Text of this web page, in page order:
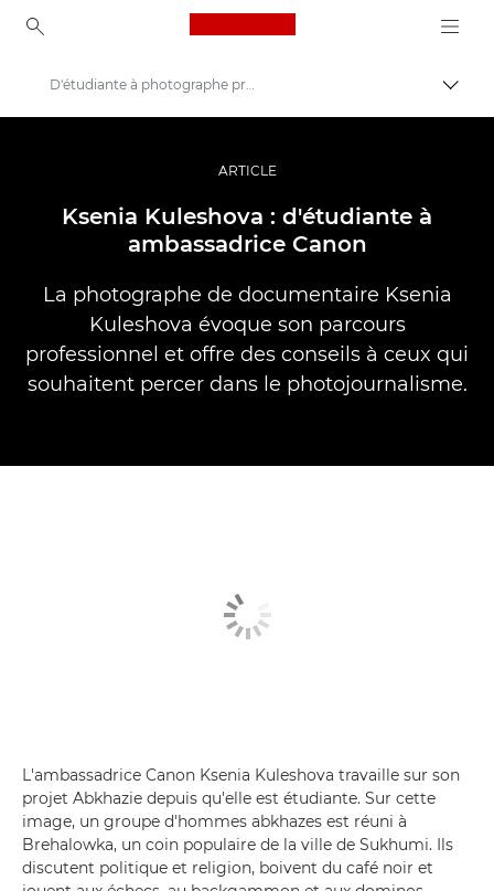
Canon Logo, back to
Vidéo et photographie professionnelles
Histoires
D'étudiante à photographe professionnelle
ARTICLE
Ksenia Kuleshova : d'étudiante à
ambassadrice Canon
La photographe de documentaire Ksenia
Kuleshova évoque son parcours
professionnel et offre des conseils à ceux qui
souhaitent percer dans le photojournalisme.
L'ambassadrice Canon Ksenia Kuleshova travaille sur son
projet Abkhazie depuis qu'elle est étudiante. Sur cette
image, un groupe d'hommes abkhazes est réuni à
Brehalowka, un coin populaire de la ville de Sukhumi. Ils
discutent politique et religion, boivent du café noir et